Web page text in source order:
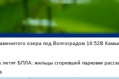
озера под Волгоградом 16:52В
БПЛА: жильцы сгоревшей парковки